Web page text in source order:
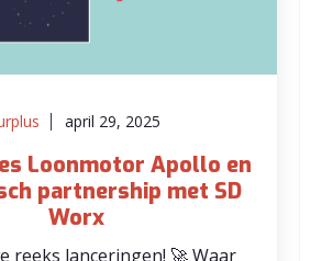
april 29, 2025
Loonmotor Apollo en
partnership met SD
Worx
reeks lanceringen! 🚀 Waar